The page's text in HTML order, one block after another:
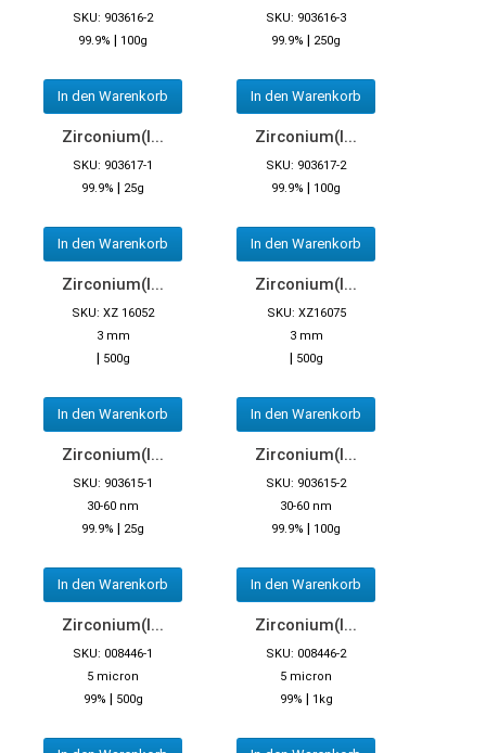
SKU: 903616-2
99.9% | 100g
In den Warenkorb
SKU: 903616-3
99.9% | 250g
In den Warenkorb
Zirconium(I...
SKU: 903617-1
99.9% | 25g
In den Warenkorb
Zirconium(I...
SKU: 903617-2
99.9% | 100g
In den Warenkorb
Zirconium(I...
SKU: XZ 16052
3 mm
| 500g
In den Warenkorb
Zirconium(I...
SKU: XZ16075
3 mm
| 500g
In den Warenkorb
Zirconium(I...
SKU: 903615-1
30-60 nm
99.9% | 25g
In den Warenkorb
Zirconium(I...
SKU: 903615-2
30-60 nm
99.9% | 100g
In den Warenkorb
Zirconium(I...
SKU: 008446-1
5 micron
99% | 500g
Zirconium(I...
SKU: 008446-2
5 micron
99% | 1kg